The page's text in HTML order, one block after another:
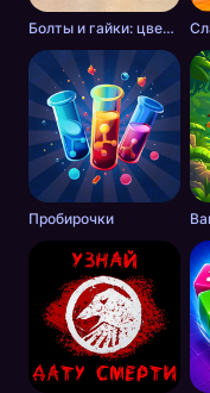
Болты и гайки: цветная сортировка
Пробирочки